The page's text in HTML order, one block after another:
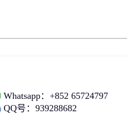
Whatsapp：+852 65724797
QQ号：939288682